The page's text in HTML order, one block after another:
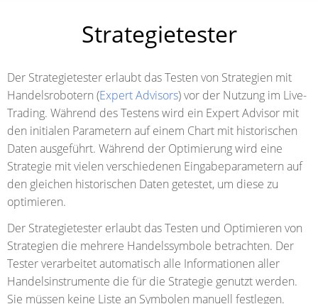
Strategietester
Der Strategietester erlaubt das Testen von Strategien mit
Handelsrobotern (Expert Advisors) vor der Nutzung im Live-
Trading. Während des Testens wird ein Expert Advisor mit
den initialen Parametern auf einem Chart mit historischen
Daten ausgeführt. Während der Optimierung wird eine
Strategie mit vielen verschiedenen Eingabeparametern auf
den gleichen historischen Daten getestet, um diese zu
optimieren.
Der Strategietester erlaubt das Testen und Optimieren von
Strategien die mehrere Handelssymbole betrachten. Der
Tester verarbeitet automatisch alle Informationen aller
Handelsinstrumente die für die Strategie genutzt werden.
Sie müssen keine Liste an Symbolen manuell festlegen.